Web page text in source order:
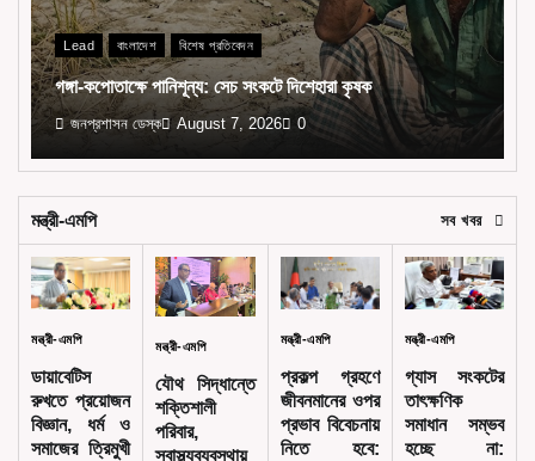
Lead বাংলাদেশ বিশেষ প্রতিবেদন
গঙ্গা-কপোতাক্ষে পানিশূন্য: সেচ সংকটে দিশেহারা কৃষক
জনপ্রশাসন ডেস্ক August 7, 2026 0
মন্ত্রী-এমপি সব খবর
মন্ত্রী-এমপি
ডায়াবেটিস
রুখতে প্রয়োজন
বিজ্ঞান, ধর্ম ও
সমাজের ত্রিমুখী
মন্ত্রী-এমপি
যৌথ সিদ্ধান্তে
শক্তিশালী
পরিবার,
স্বাস্থ্যব্যবস্থায়
মন্ত্রী-এমপি
প্রকল্প গ্রহণে
জীবনমানের ওপর
প্রভাব বিবেচনায়
নিতে হবে:
মন্ত্রী-এমপি
গ্যাস সংকটের
তাৎক্ষণিক
সমাধান সম্ভব
হচ্ছে না: